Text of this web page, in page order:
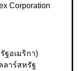
Corporation
ฐอเมริกา)
ลาร์สหรัฐ